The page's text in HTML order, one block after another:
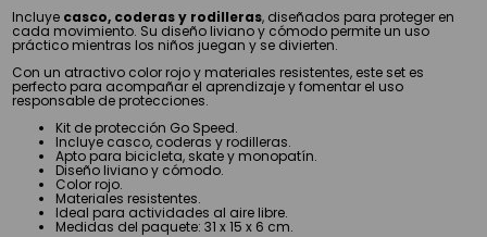
Incluye casco, coderas y rodilleras, diseñados para proteger en
cada movimiento. Su diseño liviano y cómodo permite un uso
práctico mientras los niños juegan y se divierten.
Con un atractivo color rojo y materiales resistentes, este set es
perfecto para acompañar el aprendizaje y fomentar el uso
responsable de protecciones.
Kit de protección Go Speed.
Incluye casco, coderas y rodilleras.
Apto para bicicleta, skate y monopatín.
Diseño liviano y cómodo.
Color rojo.
Materiales resistentes.
Ideal para actividades al aire libre.
Medidas del paquete: 31 x 15 x 6 cm.